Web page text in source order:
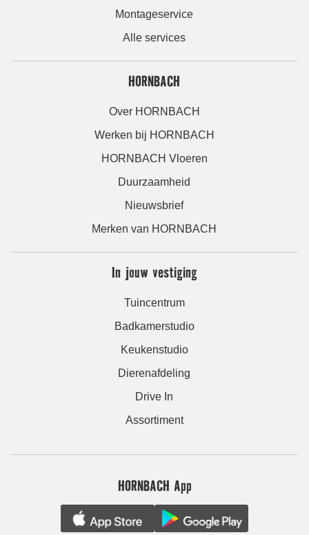
Montageservice
Alle services
HORNBACH
Over HORNBACH
Werken bij HORNBACH
HORNBACH Vloeren
Duurzaamheid
Nieuwsbrief
Merken van HORNBACH
In jouw vestiging
Tuincentrum
Badkamerstudio
Keukenstudio
Dierenafdeling
Drive In
Assortiment
HORNBACH App